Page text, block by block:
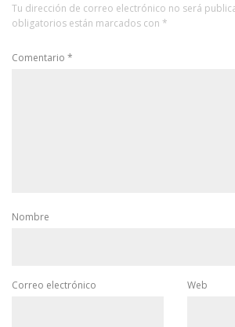
Tu dirección de correo electrónico no será
obligatorios están marcados con *
Comentario *
Nombre
Correo electrónico Web